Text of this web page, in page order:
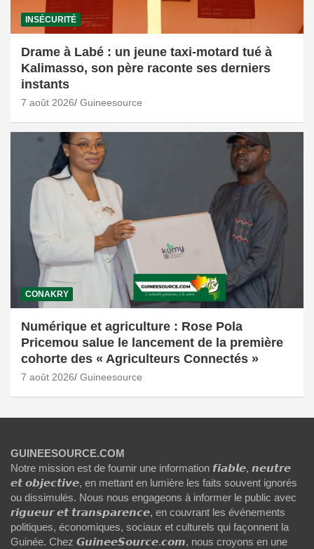
INSÉCURITÉ
Drame à Labé : un jeune taxi-motard tué à
Kalimasso, son père raconte ses derniers
instants
7 août 2026 Guineesource
CONAKRY
Numérique et agriculture : Rose Pola
Pricemou salue le lancement de la première
cohorte des « Agriculteurs Connectés »
7 août 2026 Guineesource
GUINEESOURCE.COM
Notre mission est de fournir une information 𝙛𝙞𝙖𝙗𝙡𝙚, 𝙣𝙚𝙪𝙩𝙧𝙚
𝙚𝙩 𝙤𝙗𝙟𝙚𝙘𝙩𝙞𝙫𝙚, en mettant en lumière les faits souvent ignorés
ou dissimulés. Nous nous engageons à informer le public avec
𝙧𝙞𝙜𝙪𝙚𝙪𝙧 𝙚𝙩 𝙩𝙧𝙖𝙣𝙨𝙥𝙖𝙧𝙚𝙣𝙘𝙚, en couvrant les événements
politiques, économiques, sociaux et culturels qui façonnent la
Guinée. Chez 𝙂𝙪𝙞𝙣𝙚𝙚𝙎𝙤𝙪𝙧𝙘𝙚.𝙘𝙤𝙢, nous croyons en une